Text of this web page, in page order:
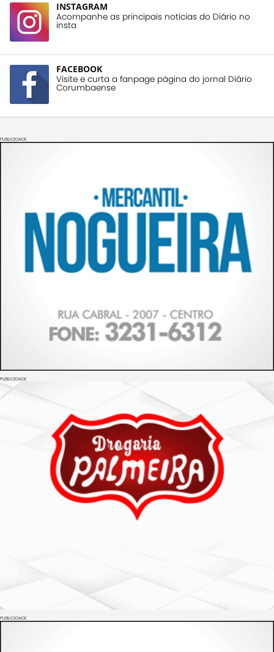
INSTAGRAM
Acompanhe as principais notícias do Diário no
insta
FACEBOOK
Visite e curta a fanpage página do jornal Diário
Corumbaense
PUBLICIDADE
PUBLICIDADE
PUBLICIDADE